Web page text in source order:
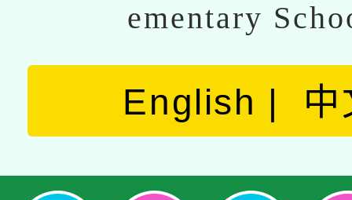
ementary
English 中